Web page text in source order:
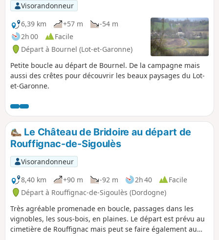
Visorandonneur
6,39 km
+57 m
-54 m
2h 00
Facile
Départ à Bournel (Lot-et-Garonne)
Petite boucle au départ de Bournel. De la campagne mais
aussi des crêtes pour découvrir les beaux paysages du Lot-
et-Garonne.
Le Château de Bridoire au départ de
Rouffignac-de-Sigoulès
Visorandonneur
8,40 km
+90 m -92 m 2h 40
Facile
Départ à Rouffignac-de-Sigoulès (Dordogne)
Très agréable promenade en boucle, passages dans les
vignobles, les sous-bois, en plaines. Le départ est prévu au
cimetière de Rouffignac mais peut se faire également au